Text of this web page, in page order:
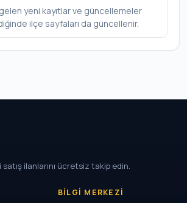
yeni kayıtlar ve güncellemeler
ilçe sayfaları da güncellenir.
ilanlarını ücretsiz takip edin.
BILGI MERKEZI